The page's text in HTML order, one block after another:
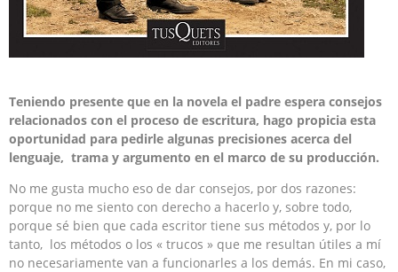
Teniendo presente que en la novela el padre espera consejos
relacionados con el proceso de escritura, hago propicia esta
oportunidad para pedirle algunas precisiones acerca del
lenguaje, trama y argumento en el marco de su producción.
No me gusta mucho eso de dar consejos, por dos razones:
porque no me siento con derecho a hacerlo y, sobre todo,
porque sé bien que cada escritor tiene sus métodos y, por lo
tanto, los métodos o los « trucos » que me resultan útiles a mí
no necesariamente van a funcionarles a los demás. En mi caso,